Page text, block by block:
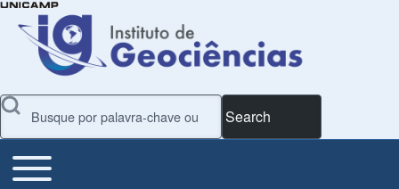
Search
Main Menu
Toggle main menu